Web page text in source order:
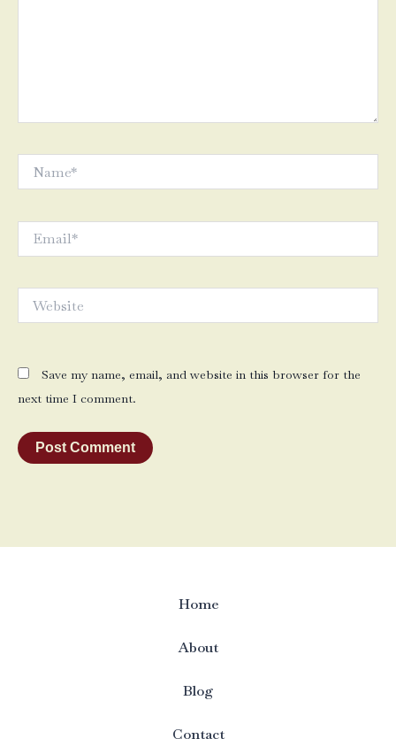
Save my name, email, and website in this browser for the
next time I comment.
Home
About
Blog
Contact